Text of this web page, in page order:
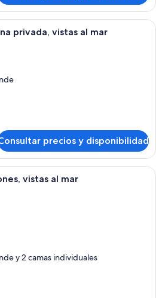
Un balcón con vistas despejadas al
privada, vistas al mar
precios y disponibilidad
Una habitación de hotel moderna
vistas al mar
y 2 camas individuales